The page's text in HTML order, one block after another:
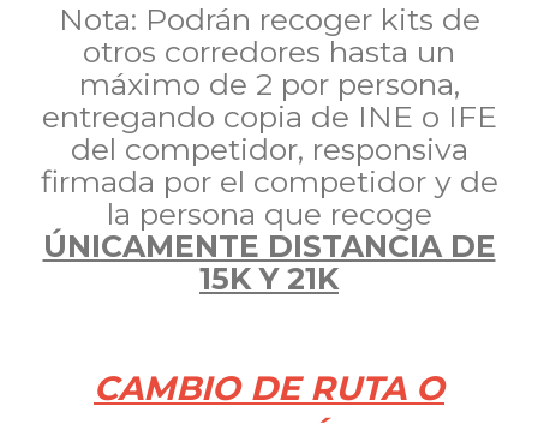
Nota: Podrán recoger kits de
otros corredores hasta un
máximo de 2 por persona,
entregando copia de INE o IFE
del competidor, responsiva
firmada por el competidor y de
la persona que recoge
ÚNICAMENTE DISTANCIA DE
15K Y 21K
CAMBIO DE RUTA O